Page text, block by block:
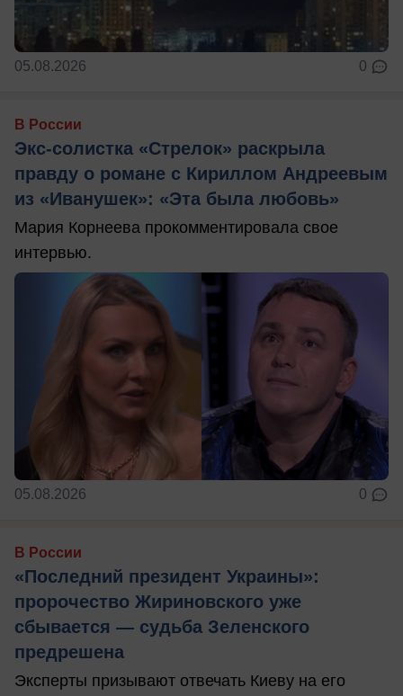
05.08.2026 0
В России
Экс-солистка «Стрелок» раскрыла
правду о романе с Кириллом Андреевым
из «Иванушек»: «Эта была любовь»
Мария Корнеева прокомментировала свое
интервью.
05.08.2026 0
В России
«Последний президент Украины»:
пророчество Жириновского уже
сбывается — судьба Зеленского
предрешена
Эксперты призывают отвечать Киеву на его